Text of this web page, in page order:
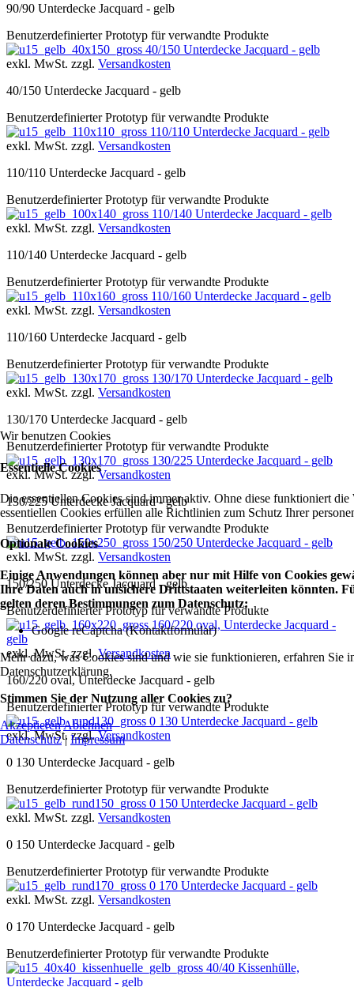
90/90 Unterdecke Jacquard - gelb
Benutzerdefinierter Prototyp für verwandte Produkte
40/150 Unterdecke Jacquard - gelb
exkl. MwSt. zzgl. Versandkosten
40/150 Unterdecke Jacquard - gelb
Benutzerdefinierter Prototyp für verwandte Produkte
110/110 Unterdecke Jacquard - gelb
exkl. MwSt. zzgl. Versandkosten
110/110 Unterdecke Jacquard - gelb
Benutzerdefinierter Prototyp für verwandte Produkte
110/140 Unterdecke Jacquard - gelb
exkl. MwSt. zzgl. Versandkosten
110/140 Unterdecke Jacquard - gelb
Benutzerdefinierter Prototyp für verwandte Produkte
110/160 Unterdecke Jacquard - gelb
exkl. MwSt. zzgl. Versandkosten
110/160 Unterdecke Jacquard - gelb
Benutzerdefinierter Prototyp für verwandte Produkte
130/170 Unterdecke Jacquard - gelb
exkl. MwSt. zzgl. Versandkosten
130/170 Unterdecke Jacquard - gelb
Benutzerdefinierter Prototyp für verwandte Produkte
130/225 Unterdecke Jacquard - gelb
exkl. MwSt. zzgl.Versandkosten
130/225 Unterdecke Jacquard - gelb
Benutzerdefinierter Prototyp für verwandte Produkte
150/250 Unterdecke Jacquard - gelb
exkl. MwSt. zzgl. Versandkosten
150/250 Unterdecke Jacquard - gelb
Benutzerdefinierter Prototyp für verwandte Produkte
160/220 oval, Unterdecke Jacquard -
gelb
exkl. MwSt. zzgl.Versandkosten
160/220 oval, Unterdecke Jacquard - gelb
Benutzerdefinierter Prototyp für verwandte Produkte
0 130 Unterdecke Jacquard - gelb
exkl. MwSt. zzgl.Versandkosten
0 130 Unterdecke Jacquard - gelb
Benutzerdefinierter Prototyp für verwandte Produkte
0 150 Unterdecke Jacquard - gelb
exkl. MwSt. zzgl. Versandkosten
0 150 Unterdecke Jacquard - gelb
Benutzerdefinierter Prototyp für verwandte Produkte
0 170 Unterdecke Jacquard - gelb
exkl. MwSt. zzgl. Versandkosten
0 170 Unterdecke Jacquard - gelb
Benutzerdefinierter Prototyp für verwandte Produkte
40/40 Kissenhülle,
Unterdecke Jacquard - gelb
Wir benutzen Cookies
Essentielle Cookies
Die essentiellen Cookies sind immer aktiv. Ohne diese funktioniert die
essentiellen Cookies erfüllen alle Richtlinien zum Schutz Ihrer
Optionale Cookies
Einige Anwendungen können aber nur mit Hilfe von Cookies
Ihre Daten auch in unsichere Drittstaaten weiterleiten könnten.
gelten deren Bestimmungen zum Datenschutz:
Google reCaptcha (Kontaktformular)
Mehr dazu, was Cookies sind und wie sie funktionieren, erfahren Sie
Datenschutzerklärung.
Stimmen Sie der Nutzung aller Cookies zu?
AkzeptierenAblehnen
Datenschutz| Impressum